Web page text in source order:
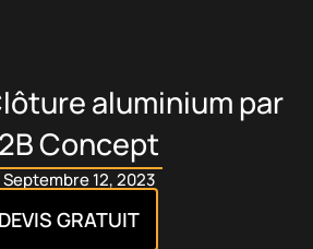
aluminium par
Concept
Septembre 12, 2023
DEVIS GRATUIT